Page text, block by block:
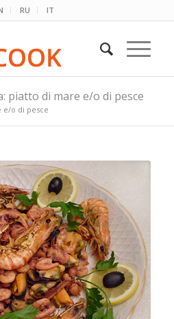
RU IT
piatto di mare e/o di pesce
e/o di pesce